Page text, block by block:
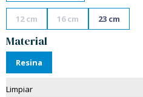
12 cm 16 cm 23 cm
Material
Resina
Limpiar